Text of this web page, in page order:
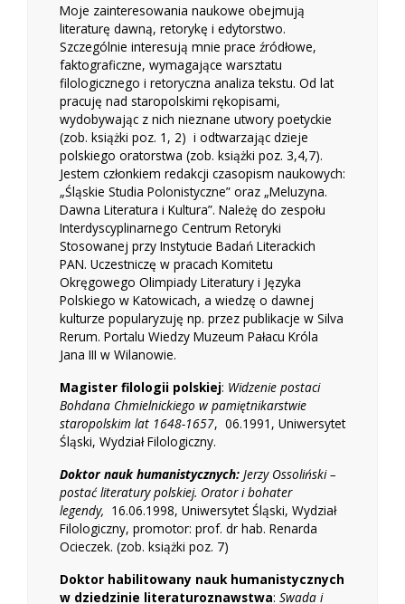
Moje zainteresowania naukowe obejmują
literaturę dawną, retorykę i edytorstwo.
Szczególnie interesują mnie prace źródłowe,
faktograficzne, wymagające warsztatu
filologicznego i retoryczna analiza tekstu. Od lat
pracuję nad staropolskimi rękopisami,
wydobywając z nich nieznane utwory poetyckie
(zob. książki poz. 1, 2) i odtwarzając dzieje
polskiego oratorstwa (zob. książki poz. 3,4,7).
Jestem członkiem redakcji czasopism naukowych:
„Śląskie Studia Polonistyczne” oraz „Meluzyna.
Dawna Literatura i Kultura”. Należę do zespołu
Interdyscyplinarnego Centrum Retoryki
Stosowanej przy Instytucie Badań Literackich
PAN. Uczestniczę w pracach Komitetu
Okręgowego Olimpiady Literatury i Języka
Polskiego w Katowicach, a wiedzę o dawnej
kulturze popularyzuję np. przez publikacje w Silva
Rerum. Portalu Wiedzy Muzeum Pałacu Króla
Jana III w Wilanowie.
Magister filologii polskiej: Widzenie postaci
Bohdana Chmielnickiego w pamiętnikarstwie
staropolskim lat 1648-1657, 06.1991, Uniwersytet
Śląski, Wydział Filologiczny.
Doktor nauk humanistycznych: Jerzy Ossoliński –
postać literatury polskiej. Orator i bohater
legendy, 16.06.1998, Uniwersytet Śląski, Wydział
Filologiczny, promotor: prof. dr hab. Renarda
Ocieczek. (zob. książki poz. 7)
Doktor habilitowany nauk humanistycznych
w dziedzinie literaturoznawstwa: Swada i